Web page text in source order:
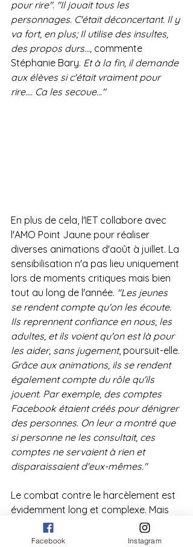
pour rire". "Il jouait tous les
personnages. C'était déconcertant. Il y
va fort, en plus; Il utilise des insultes,
des propos durs..., commente
Stéphanie Bary. Et à la fin, il demande
aux élèves si c'était vraiment pour
rire.... Ca les secoue..."
En plus de cela, l'IET collabore avec
l'AMO Point Jaune pour réaliser
diverses animations d'août à juillet. La
sensibilisation n'a pas lieu uniquement
lors de moments critiques mais bien
tout au long de l'année. "Les jeunes
se rendent compte qu'on les écoute.
Ils reprennent confiance en nous, les
adultes, et ils voient qu'on est là pour
les aider, sans jugement, poursuit-elle.
Grâce aux animations, ils se rendent
également compte du rôle qu'ils
jouent. Par exemple, des comptes
Facebook étaient créés pour dénigrer
des personnes. On leur a montré que
si personne ne les consultait, ces
comptes ne servaient à rien et
disparaissaient d'eux-mêmes."
Le combat contre le harcèlement est
évidemment long et complexe. Mais
l'IET Notre-Dame œuvre, dès les
premières années, pour offrir un
Facebook Instagram